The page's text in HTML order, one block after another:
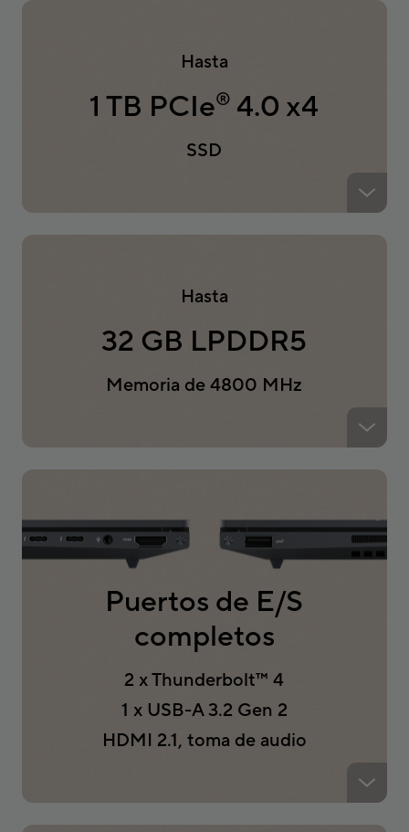
Hasta
1 TB PCIe® 4.0 x4
SSD
Hasta
32 GB LPDDR5
Memoria de 4800 MHz
Puertos de E/S
completos
2 x Thunderbolt™ 4
1 x USB-A 3.2 Gen 2
HDMI 2.1, toma de audio